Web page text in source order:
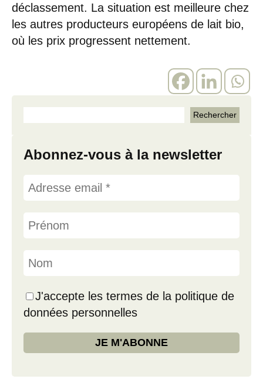
déclassement. La situation est meilleure chez
les autres producteurs européens de lait bio,
où les prix progressent nettement.
Abonnez-vous à la newsletter
J'accepte les termes de la politique de
données personnelles